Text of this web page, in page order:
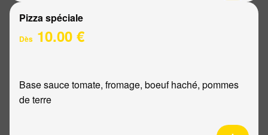
Pizza spéciale
Dès 10.00 €
Base sauce tomate, fromage, boeuf haché, pommes
de terre